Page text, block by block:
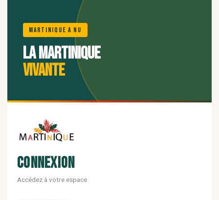
🌺
Martinique A Nu
La Martinique
vivante
Connexion
Accédez à votre espace